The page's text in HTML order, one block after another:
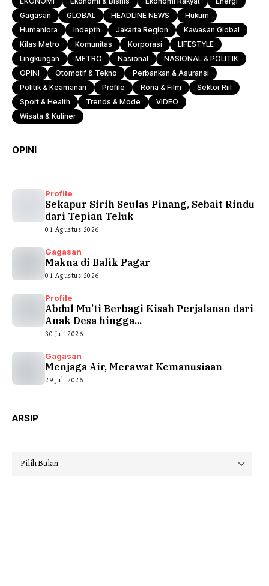
Gagasan
GLOBAL HEADLINE NEWS
Hukum
Humaniora
Indepth Jakarta Region
Kawasan Global
Kilas Metro
Komunitas Korporasi
LIFESTYLE
Lingkungan
METRO Nasional
NASIONAL & POLITIK
OPINI
Otomotif & Tekno
Perbankan & Asuransi
Politik & Keamanan
Profile Rona & Film
Sektor Riil
Sport & Health
Trends & Mode
VIDEO
Wisata & Kuliner
OPINI
Profile
Sekapur Sirih Seulas Pinang, Sebait Rindu
dari Tepian Teluk
01 Agustus 2026
Gagasan
Makna di Balik Pagar
01 Agustus 2026
Profile
Abdul Mu’ti Berbagi Kisah Perjalanan dari
Anak Desa hingga...
30 Juli 2026
Gagasan
Menjaga Air, Merawat Kemanusiaan
29 Juli 2026
ARSIP
Arsip